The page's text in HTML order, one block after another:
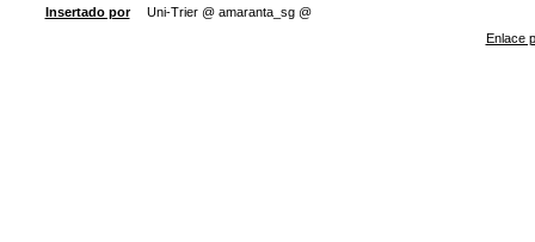
Insertado por
Uni-Trier @ amaranta_sg @
Enlace